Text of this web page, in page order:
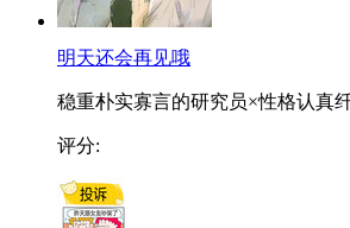
明天还会再见哦
稳重朴实寡言的研究员×性格认真
评分: